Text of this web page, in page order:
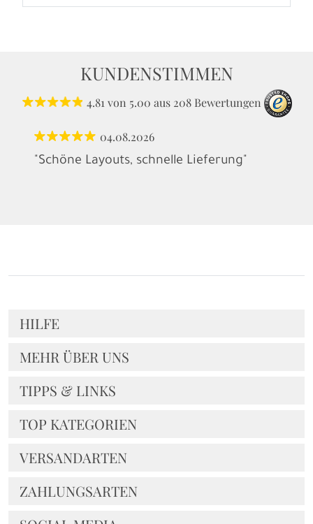
KUNDENSTIMMEN
4.81 von 5.00 aus 208 Bewertungen
04.08.2026
"Schöne Layouts, schnelle Lieferung"
HILFE
MEHR ÜBER UNS
TIPPS & LINKS
TOP KATEGORIEN
VERSANDARTEN
ZAHLUNGSARTEN